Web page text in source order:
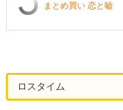
まとめ買い 恋と嘘
ロスタイム